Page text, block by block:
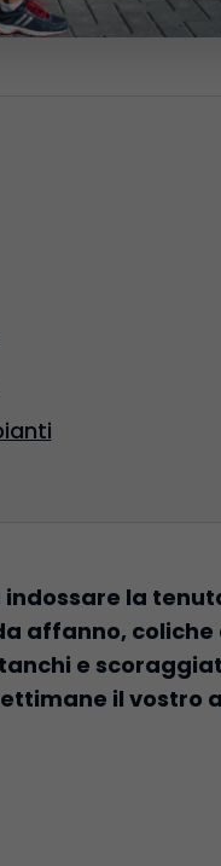
indossare la
affanno,
e
il vostro